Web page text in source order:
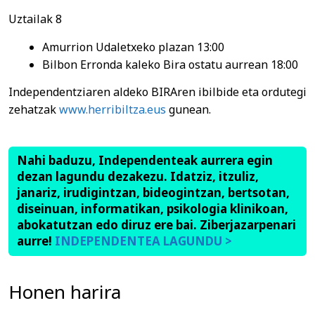
Uztailak 8
Amurrion Udaletxeko plazan 13:00
Bilbon Erronda kaleko Bira ostatu aurrean 18:00
Independentziaren aldeko BIRAren ibilbide eta ordutegi
zehatzakwww.herribiltza.eus gunean.
Nahi baduzu, Independenteak aurrera egin
dezan lagundu dezakezu. Idatziz, itzuliz,
janariz, irudigintzan, bideogintzan, bertsotan,
diseinuan, informatikan, psikologia klinikoan,
abokatutzan edo diruz ere bai. Ziberjazarpenari
aurre! INDEPENDENTEA LAGUNDU >
Honen harira